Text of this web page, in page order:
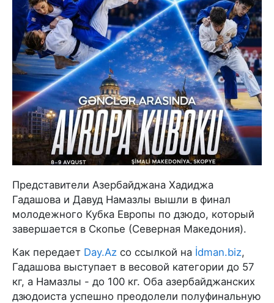
Представители Азербайджана Хадиджа
Гадашова и Давуд Намазлы вышли в финал
молодежного Кубка Европы по дзюдо, который
завершается в Скопье (Северная Македония).
Как передает Day.Az со ссылкой на İdman.biz,
Гадашова выступает в весовой категории до 57
кг, а Намазлы - до 100 кг. Оба азербайджанских
дзюдоиста успешно преодолели полуфинальную